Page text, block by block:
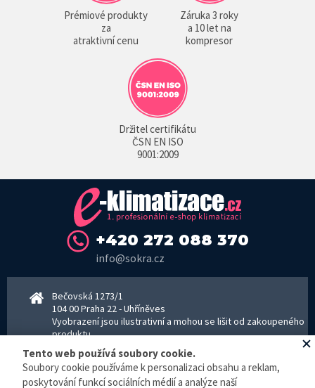
Prémiové produkty
za
atraktivní cenu
Záruka 3 roky
a 10 let na
kompresor
Držitel certifikátu
ČSN EN ISO
9001:2009
+420 272 088 370
info@sokra.cz
Bečovská 1273/1
104 00 Praha 22 - Uhříněves
Vyobrazení jsou ilustrativní a mohou se lišit od zakoupeného
produktu.
www.sokra.cz│www.haier-klimatizace.cz
Tento web používá soubory cookie.
Soubory cookie používáme k personalizaci obsahu a reklam,
poskytování funkcí sociálních médií a analýze naší